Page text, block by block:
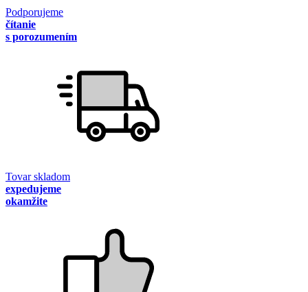
Podporujeme
čítanie
s porozumením
Tovar skladom
expedujeme
okamžite